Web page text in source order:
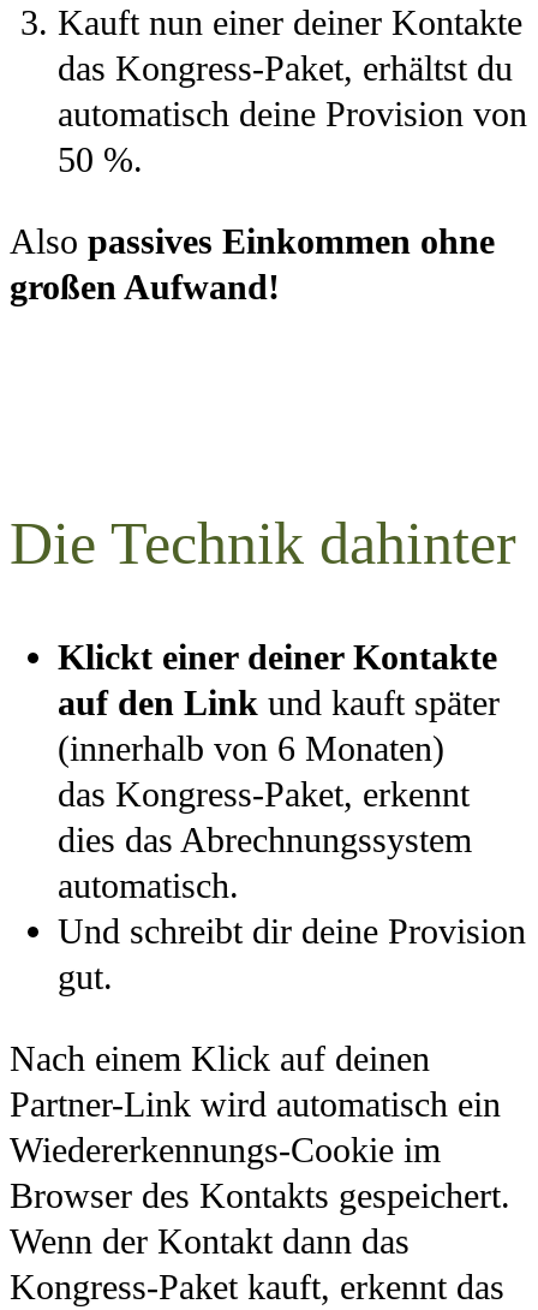
Kauft nun einer deiner Kontakte
das Kongress-Paket, erhältst du
automatisch deine Provision von
50 %.
Also passives Einkommen ohne
großen Aufwand!
Die Technik dahinter
Klickt einer deiner Kontakte
auf den Link und kauft später
(innerhalb von 6 Monaten)
das Kongress-Paket, erkennt
dies das Abrechnungssystem
automatisch.
Und schreibt dir deine Provision
gut.
Nach einem Klick auf deinen
Partner-Link wird automatisch ein
Wiedererkennungs-Cookie im
Browser des Kontakts gespeichert.
Wenn der Kontakt dann das
Kongress-Paket kauft, erkennt das